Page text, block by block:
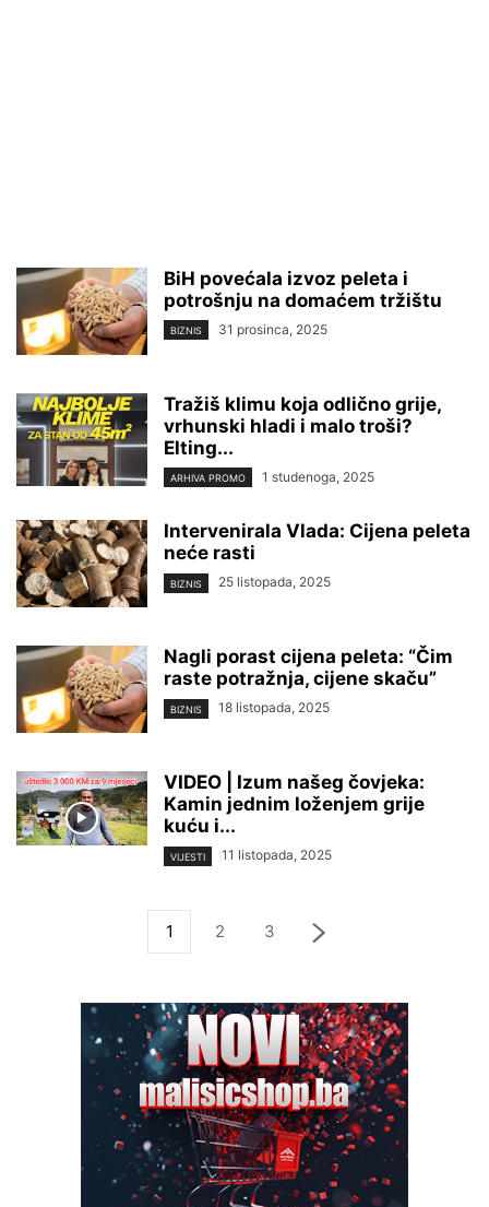
BiH povećala izvoz peleta i
potrošnju na domaćem tržištu
BIZNIS 31 prosinca, 2025
Tražiš klimu koja odlično grije,
vrhunski hladi i malo troši?
Elting...
ARHIVA PROMO 1 studenoga, 2025
Intervenirala Vlada: Cijena peleta
neće rasti
BIZNIS 25 listopada, 2025
Nagli porast cijena peleta: “Čim
raste potražnja, cijene skaču”
BIZNIS 18 listopada, 2025
VIDEO | Izum našeg čovjeka:
Kamin jednim loženjem grije
kuću i...
VIJESTI 11 listopada, 2025
1 2 3